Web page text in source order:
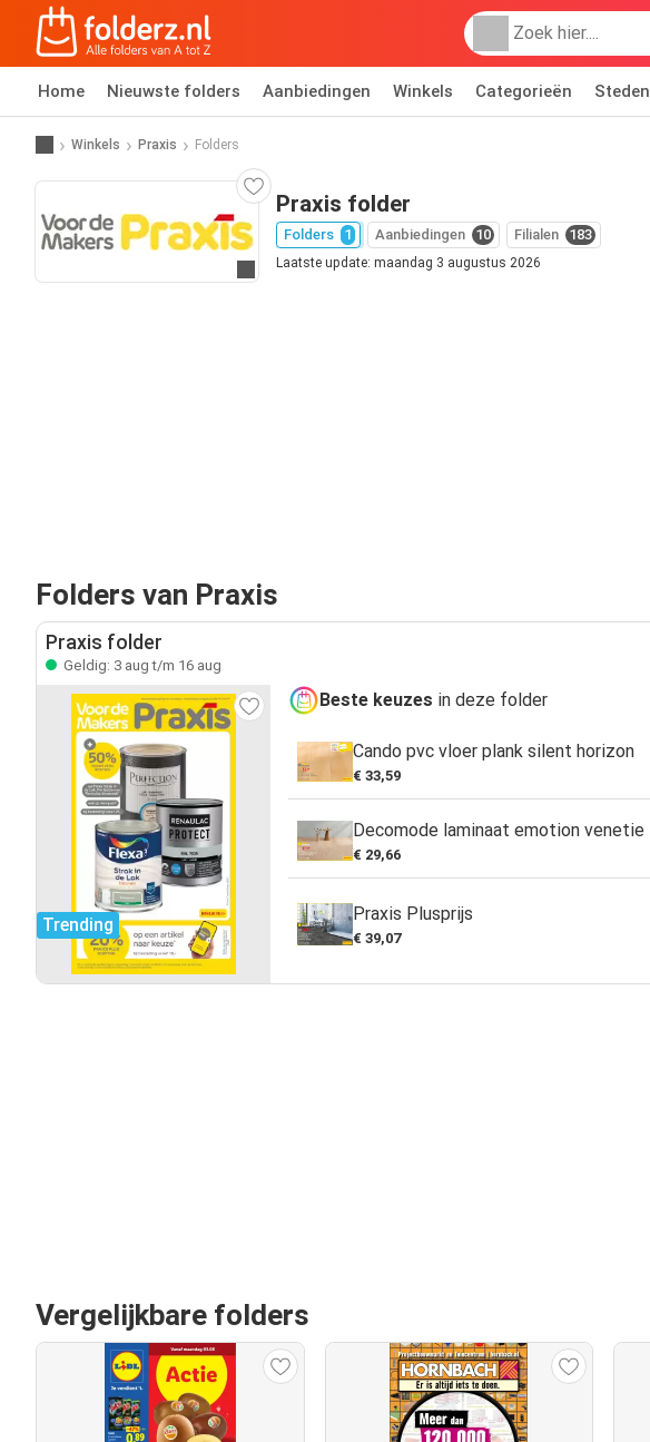
Home Nieuwste folders Aanbiedingen Winkels Categorieën Steden
Winkels Praxis Folders
Ga naar website
Praxis folder
Folders 1 Aanbiedingen 10 Filialen 183
Laatste update: maandag 3 augustus 2026
Folders van Praxis
Praxis folder
Geldig: 3 aug t/m 16 aug
Trending
Beste keuzes in deze folder
Cando pvc vloer plank silent horizon
€ 33,59
Decomode laminaat emotion venetie
€ 29,66
Praxis Plusprijs
€ 39,07
Vergelijkbare folders